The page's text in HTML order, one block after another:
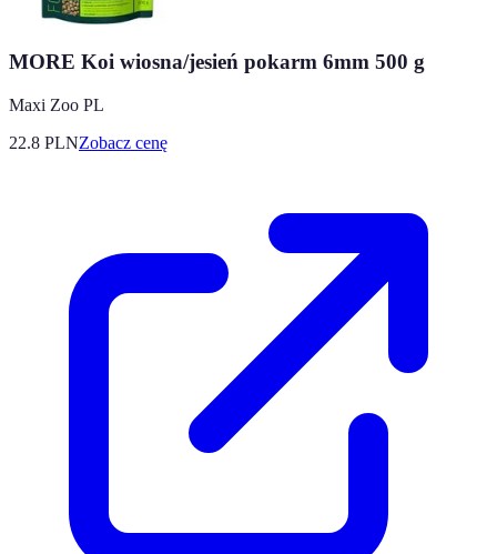
MORE Koi wiosna/jesień pokarm 6mm 500 g
Maxi Zoo PL
22.8 PLNZobacz cenę